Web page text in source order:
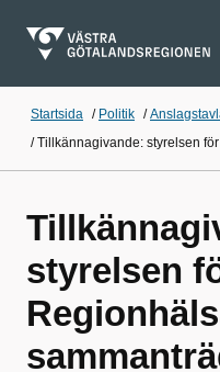
Startsida / Politik /
/Tillkännagivande: styrelsen
styrelsen